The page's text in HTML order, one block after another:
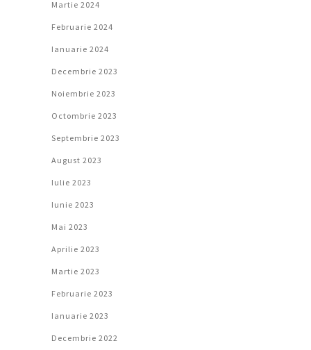
Martie 2024
Februarie 2024
Ianuarie 2024
Decembrie 2023
Noiembrie 2023
Octombrie 2023
Septembrie 2023
August 2023
Iulie 2023
Iunie 2023
Mai 2023
Aprilie 2023
Martie 2023
Februarie 2023
Ianuarie 2023
Decembrie 2022